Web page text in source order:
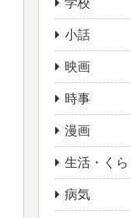
小話
映画
時事
漫画
生活・くら
病気